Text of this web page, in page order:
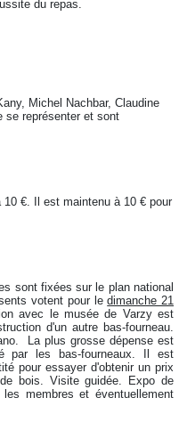
du repas.
Michel Nachbar, Claudine
se représenter et sont
10 €. Il est maintenu à 10 € pour
sont fixées sur le plan national
votent pour ledimanche 21
avec le musée de Varzy est
d'un autre bas-fourneau.
La plus grosse dépense est
par les bas-fourneaux. Il est
pour essayer d'obtenir un prix
bois. Visite guidée. Expo de
membres et éventuellement